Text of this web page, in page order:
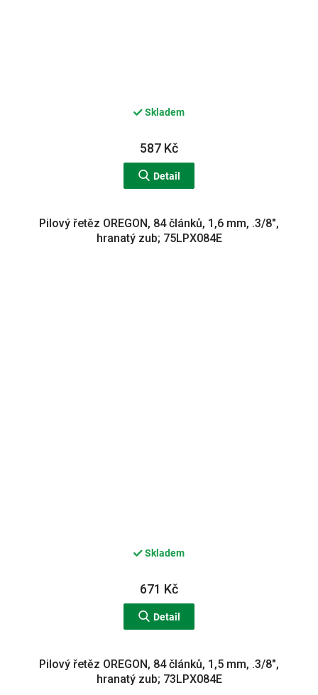
Skladem
587 Kč
Detail
Pilový řetěz OREGON, 84 článků, 1,6 mm, .3/8",
hranatý zub; 75LPX084E
Skladem
671 Kč
Detail
Pilový řetěz OREGON, 84 článků, 1,5 mm, .3/8",
hranatý zub; 73LPX084E